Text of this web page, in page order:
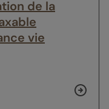
de la
vie